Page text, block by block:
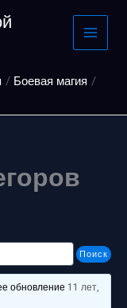
Боевая магия
обновление 11 лет,